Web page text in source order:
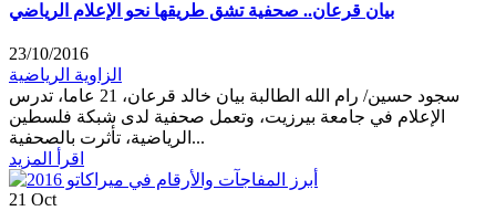
بيان قرعان.. صحفية تشق طريقها نحو الإعلام الرياضي
23/10/2016
الزاوية الرياضية
سجود حسين/ رام الله الطالبة بيان خالد قرعان، 21 عاما، تدرس
الإعلام في جامعة بيرزيت، وتعمل صحفية لدى شبكة فلسطين
الرياضية، تأثرت بالصحفية...
اقرأ المزيد
21 Oct